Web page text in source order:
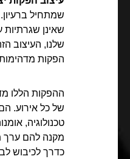
שמתחיל ברעיון.
שאינן שגרתיות
שלנו, העיצוב
הפקות
ההפקות הללו
של כל אירוע.
טכנולוגיה,
מקנה להם
כדרך לכיבוש